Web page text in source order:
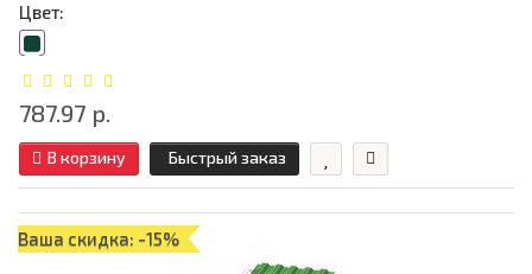
Цвет:
787.97 р.
В корзину Быстрый заказ
Ваша скидка: -15%